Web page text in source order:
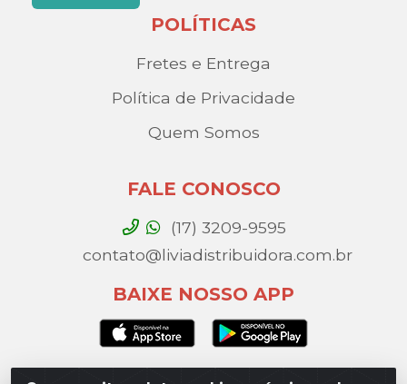
POLÍTICAS
Fretes e Entrega
Política de Privacidade
Quem Somos
FALE CONOSCO
(17) 3209-9595
contato@liviadistribuidora.com.br
BAIXE NOSSO APP